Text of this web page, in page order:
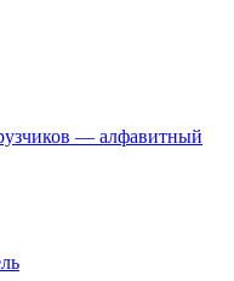
— алфавитный